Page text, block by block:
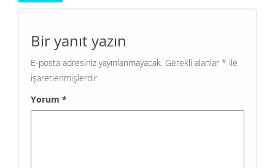
Bir yanıt yazın
E-posta adresiniz yayınlanmayacak. Gerekli alanlar * ile
işaretlenmişlerdir
Yorum *